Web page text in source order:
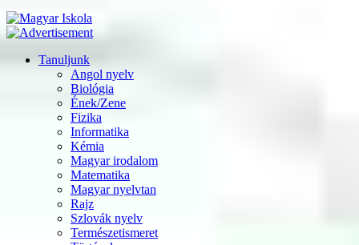
Tanuljunk
Angol nyelv
Biológia
Ének/Zene
Fizika
Informatika
Kémia
Magyar irodalom
Matematika
Magyar nyelvtan
Rajz
Szlovák nyelv
Természetismeret